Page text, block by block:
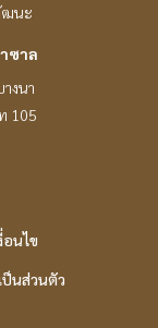
ฒนะ
ซาล
งนา
105
อนไข
ป็นส่วนตัว